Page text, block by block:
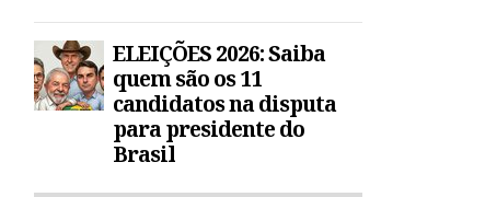
ELEIÇÕES 2026: Saiba
quem são os 11
candidatos na disputa
para presidente do
Brasil